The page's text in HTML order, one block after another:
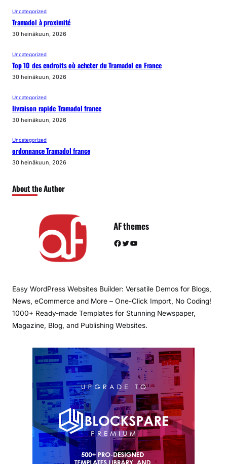
Uncategorized
Tramadol à proximité
30 heinäkuun, 2026
Uncategorized
Top 10 des endroits où acheter du Tramadol en France
30 heinäkuun, 2026
Uncategorized
livraison rapide Tramadol france
30 heinäkuun, 2026
Uncategorized
ordonnance Tramadol france
30 heinäkuun, 2026
About the Author
AF themes
Facebook Twitter YouTube
Easy WordPress Websites Builder: Versatile Demos for Blogs,
News, eCommerce and More – One-Click Import, No Coding!
1000+ Ready-made Templates for Stunning Newspaper,
Magazine, Blog, and Publishing Websites.